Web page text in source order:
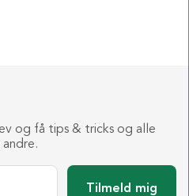
og få tips & tricks og alle
Tilmeld mig